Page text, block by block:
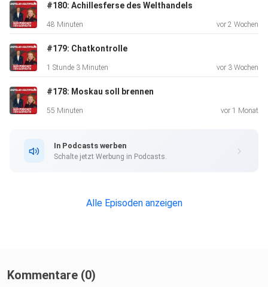
#180: Achillesferse des Welthandels
48 Minuten vor 2 Wochen
#179: Chatkontrolle
1 Stunde 3 Minuten vor 3 Wochen
#178: Moskau soll brennen
55 Minuten vor 1 Monat
In Podcasts werben
Schalte jetzt Werbung in Podcasts.
Alle Episoden anzeigen
Kommentare (0)